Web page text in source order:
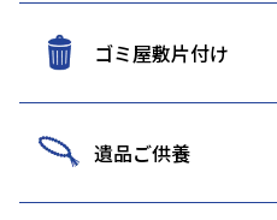
ゴミ屋敷片付け
遺品ご供養